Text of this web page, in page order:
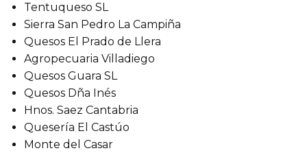
Tentuqueso SL
Sierra San Pedro La Campiña
Quesos El Prado de Llera
Agropecuaria Villadiego
Quesos Guara SL
Quesos Dña Inés
Hnos. Saez Cantabria
Quesería El Castúo
Monte del Casar